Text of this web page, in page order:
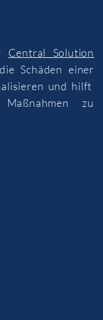
Central Solution
Schäden einer
und hilft
Maßnahmen zu